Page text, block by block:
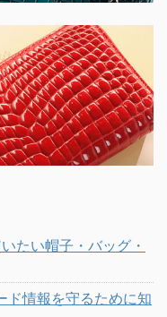
たい帽子・バッグ・
ド情報を守るために知